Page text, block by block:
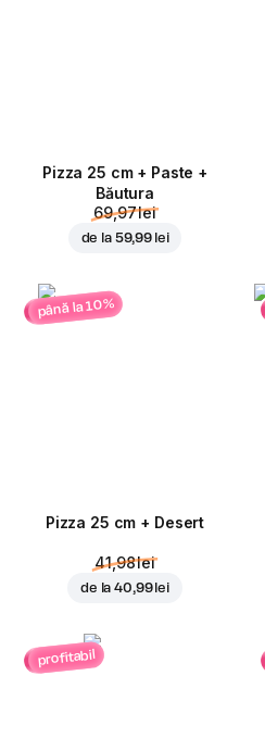
Pizza 25 cm + Paste +
Băutura
69,97 lei
de la 59,99 lei
până la 10%
Pizza 25 cm + Desert
41,98 lei
de la40,99 lei
profitabil